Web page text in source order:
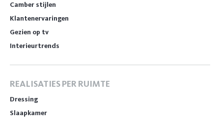
Camber stijlen
Klantenervaringen
Gezien op tv
Interieurtrends
REALISATIES PER RUIMTE
Dressing
Slaapkamer